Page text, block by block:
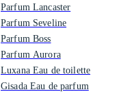
Parfum Lancaster
Parfum Seveline
Parfum Boss
Parfum Aurora
Luxana Eau de toilette
Gisada Eau de parfum